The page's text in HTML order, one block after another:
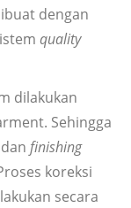
dengan
quality
dilakukan
Sehingga
finishing
koreksi
secara